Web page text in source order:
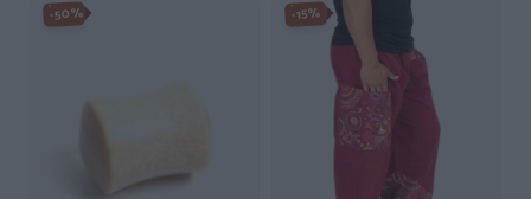
-50% -15%